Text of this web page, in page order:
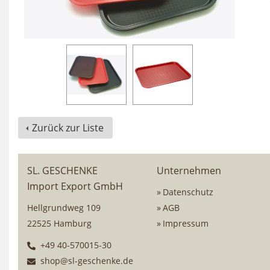
Zurück zur Liste
SL. GESCHENKE
Import Export GmbH
Hellgrundweg 109
22525 Hamburg
+49 40-570015-30
shop@sl-geschenke.de
Unternehmen
Datenschutz
AGB
Impressum